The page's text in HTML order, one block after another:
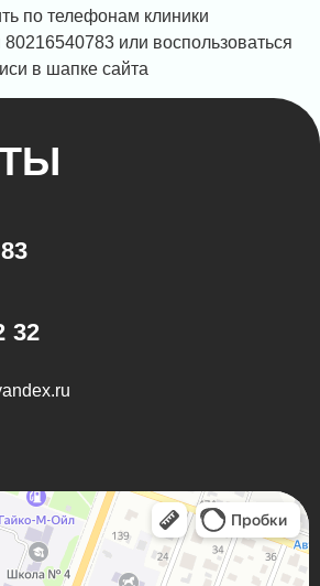
по телефонам клиники
или воспользоваться
в шапке сайта
32